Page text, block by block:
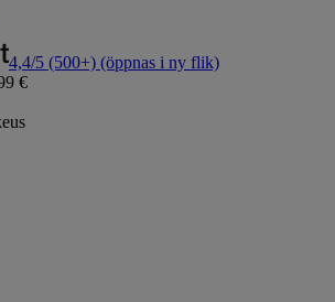
4,4/5 (500+) (öppnas i ny flik)
€